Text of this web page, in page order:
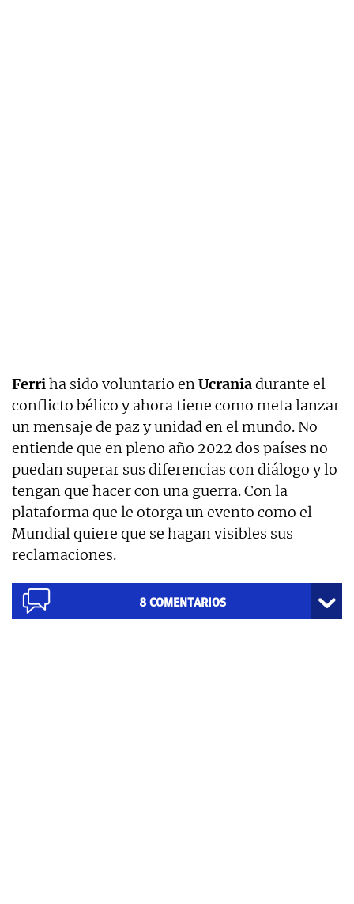
Ferriha sido voluntario enUcraniadurante el
conflicto bélico y ahora tiene como meta lanzar
un mensaje de paz y unidad en el mundo. No
entiende que en pleno año 2022 dos países no
puedan superar sus diferencias con diálogo y lo
tengan que hacer con una guerra. Con la
plataforma que le otorga un evento como el
Mundial quiere que se hagan visibles sus
reclamaciones.
8 COMENTARIOS